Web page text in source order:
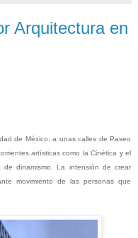
Arquitectura en
de México, a unas calles de Paseo
artísticas como la Cinética y el
de dinamismo. La intensión de crear
movimiento de las personas que